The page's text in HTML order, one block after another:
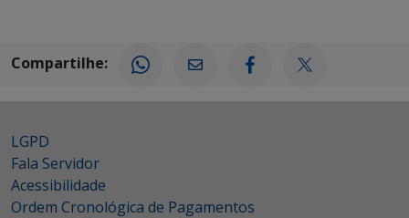
Compartilhe:
LGPD
Fala Servidor
Acessibilidade
Ordem Cronológica de Pagamentos